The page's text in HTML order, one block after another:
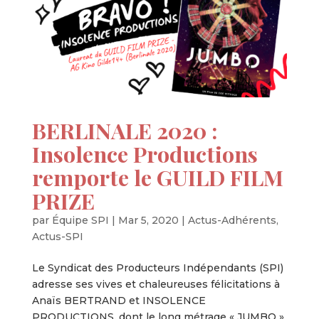
BERLINALE 2020 :
Insolence Productions
remporte le GUILD FILM
PRIZE
par Équipe SPI | Mar 5, 2020 | Actus-Adhérents,
Actus-SPI
Le Syndicat des Producteurs Indépendants (SPI)
adresse ses vives et chaleureuses félicitations à
Anaïs BERTRAND et INSOLENCE